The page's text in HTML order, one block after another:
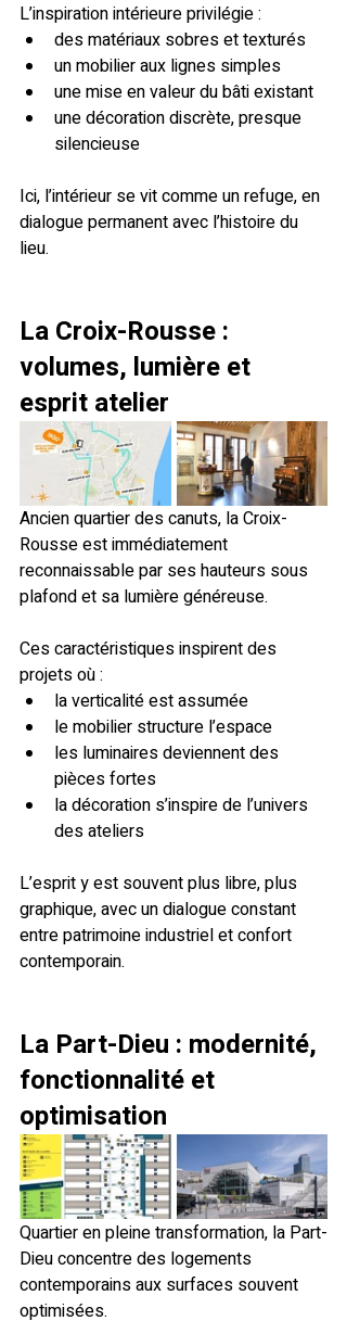
L’inspiration intérieure privilégie :
des matériaux sobres et texturés
un mobilier aux lignes simples
une mise en valeur du bâti existant
une décoration discrète, presque
silencieuse
Ici, l’intérieur se vit comme un refuge, en
dialogue permanent avec l’histoire du
lieu.
La Croix-Rousse :
volumes, lumière et
esprit atelier
Ancien quartier des canuts, la Croix-
Rousse est immédiatement
reconnaissable par ses hauteurs sous
plafond et sa lumière généreuse.
Ces caractéristiques inspirent des
projets où :
la verticalité est assumée
le mobilier structure l’espace
les luminaires deviennent des
pièces fortes
la décoration s’inspire de l’univers
des ateliers
L’esprit y est souvent plus libre, plus
graphique, avec un dialogue constant
entre patrimoine industriel et confort
contemporain.
La Part-Dieu : modernité,
fonctionnalité et
optimisation
Quartier en pleine transformation, la Part-
Dieu concentre des logements
contemporains aux surfaces souvent
optimisées.